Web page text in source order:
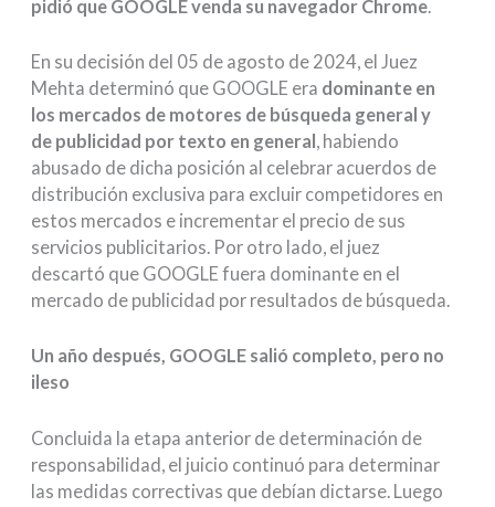
pidió que GOOGLE venda su navegador Chrome.
En su decisión del 05 de agosto de 2024, el Juez
Mehta determinó que GOOGLE era dominante en
los mercados de motores de búsqueda general y
de publicidad por texto en general , habiendo
abusado de dicha posición al celebrar acuerdos de
distribución exclusiva para excluir competidores en
estos mercados e incrementar el precio de sus
servicios publicitarios. Por otro lado, el juez
descartó que GOOGLE fuera dominante en el
mercado de publicidad por resultados de búsqueda.
Un año después, GOOGLE salió completo, pero no
ileso
Concluida la etapa anterior de determinación de
responsabilidad, el juicio continuó para determinar
las medidas correctivas que debían dictarse. Luego